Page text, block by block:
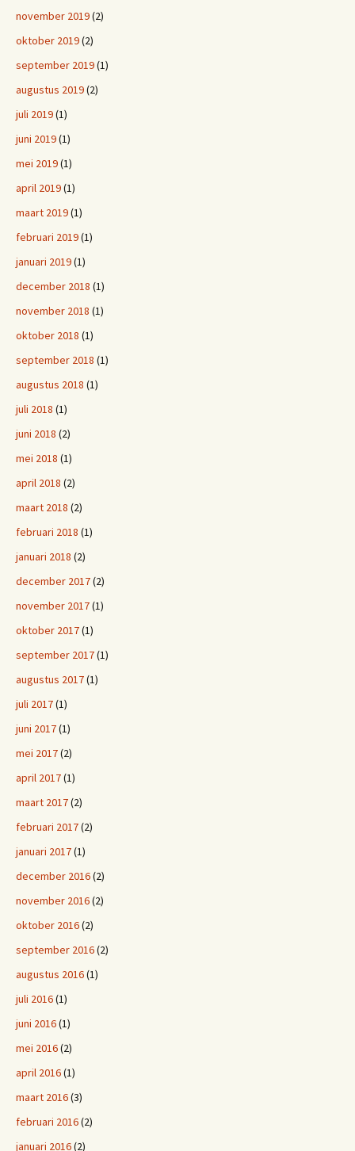
november 2019(2)
oktober 2019(2)
september 2019(1)
augustus 2019(2)
juli 2019(1)
juni 2019(1)
mei 2019(1)
april 2019(1)
maart 2019(1)
februari 2019(1)
januari 2019(1)
december 2018 (1)
november 2018 (1)
oktober 2018 (1)
september 2018 (1)
augustus 2018 (1)
juli 2018 (1)
juni 2018 (2)
mei 2018 (1)
april 2018 (2)
maart 2018 (2)
februari 2018 (1)
januari 2018 (2)
december 2017(2)
november 2017(1)
oktober 2017(1)
september 2017(1)
augustus 2017(1)
juli 2017(1)
juni 2017(1)
mei 2017(2)
april 2017(1)
maart 2017(2)
februari 2017(2)
januari 2017(1)
december 2016(2)
november 2016(2)
oktober 2016(2)
september 2016(2)
augustus 2016(1)
juli 2016(1)
juni 2016(1)
mei 2016(2)
april 2016(1)
maart 2016(3)
februari 2016(2)
januari 2016(2)